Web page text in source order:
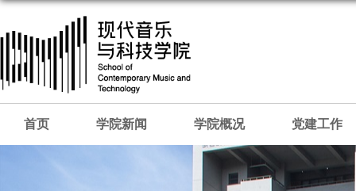
首页 学院新闻 学院概况 党建工作